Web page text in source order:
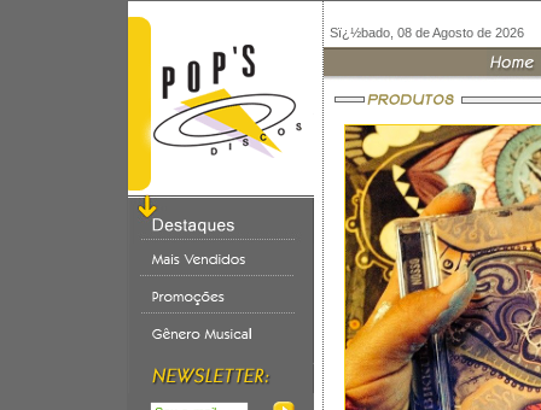
Sï¿½bado, 08 de Agosto de 2026